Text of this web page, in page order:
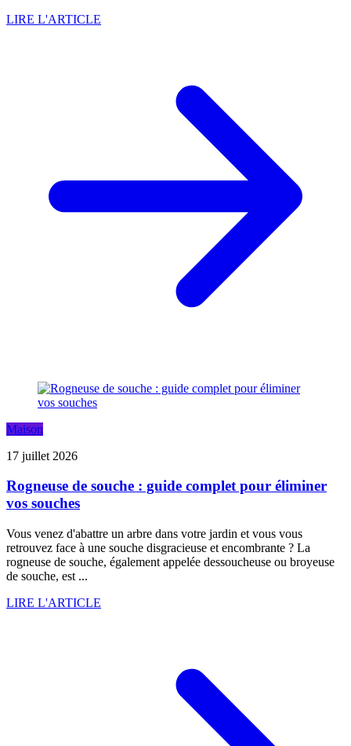
LIRE L'ARTICLE
Maison
17 juillet 2026
Rogneuse de souche : guide complet pour éliminer
vos souches
Vous venez d'abattre un arbre dans votre jardin et vous vous
retrouvez face à une souche disgracieuse et encombrante ? La
rogneuse de souche, également appelée dessoucheuse ou broyeuse
de souche, est ...
LIRE L'ARTICLE